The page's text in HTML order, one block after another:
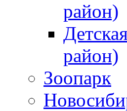
район)
район)
Зоопарк